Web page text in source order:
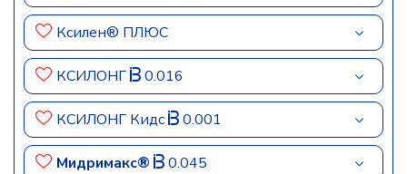
Ксилен® ПЛЮС
КСИЛОНГ 0.016
КСИЛОНГ Кидс 0.001
Мидримакс® 0.045